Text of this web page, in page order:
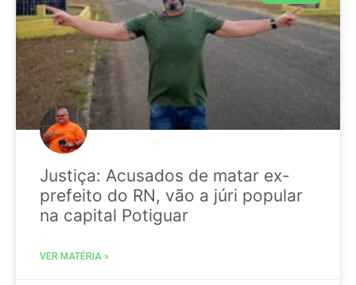
Justiça: Acusados de matar ex-
prefeito do RN, vão a júri popular
na capital Potiguar
VER MATÉRIA »